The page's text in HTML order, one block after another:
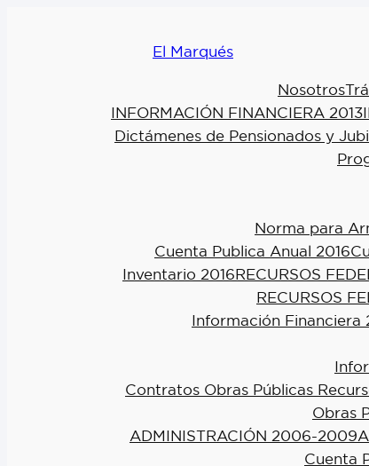
El Marqués
Nosotros
INFORMACIÓN FINANCIERA 2013
Dictámenes de Pensionados y
Norma para
Cuenta Publica Anual 2016
Inventario 2016RECURSOS
RECURSOS
Información Financiera
Contratos Obras Públicas
Obras
ADMINISTRACIÓN 2006-2009
Cuenta